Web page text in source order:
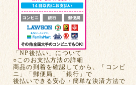
「NP後払い」について
○このお支払方法の詳細
商品の到着を確認してから、「コンビ
ニ」「郵便局」「銀行」で
後払いできる安心・簡単な決済方法で